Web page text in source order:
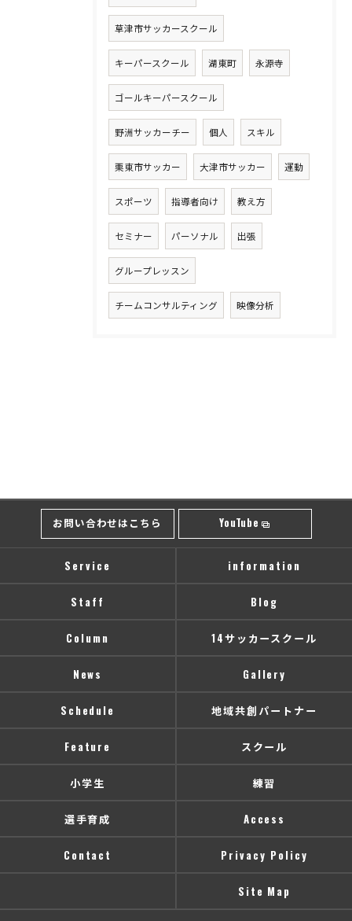
草津市サッカースクール
キーパースクール 湖東町 永源寺
ゴールキーパースクール
野洲サッカーチー 個人 スキル
栗東市サッカー 大津市サッカー 運動
スポーツ 指導者向け 教え方
セミナー パーソナル 出張
グループレッスン
チームコンサルティング 映像分析
お問い合わせはこちら YouTube
Service information
Staff Blog
Column 14サッカースクール
News Gallery
Schedule 地域共創パートナー
Feature スクール
小学生 練習
選手育成 Access
Contact Privacy Policy
Site Map